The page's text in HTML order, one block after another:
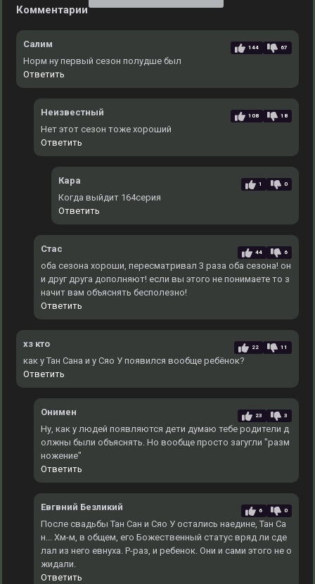
Комментарии
Салим 144 67
Норм ну первый сезон полудше был
Ответить
Неизвестный 108 18
Нет этот сезон тоже хороший
Ответить
Кара 1 0
Когда выйдит 164серия
Ответить
Стас 44 6
оба сезона хороши, пересматривал 3 раза оба сезона! он
и друг друга дополняют! если вы этого не понимаете то з
начит вам объяснять бесполезно!
Ответить
хз кто 22 11
как у Тан Сана и у Сяо У появился вообще ребёнок?
Ответить
Онимен 23 3
Ну, как у людей появляются дети думаю тебе родители д
олжны были объяснять. Но вообще просто загугли "разм
ножение"
Ответить
Евгвний Безликий 6 0
После свадьбы Тан Сан и Сяо У остались наедине, Тан Са
н... Хм-м, в общем, его Божественный статус вряд ли сде
лал из него евнуха. Р-раз, и ребенок. Они и сами этого не о
жидали.
Ответить